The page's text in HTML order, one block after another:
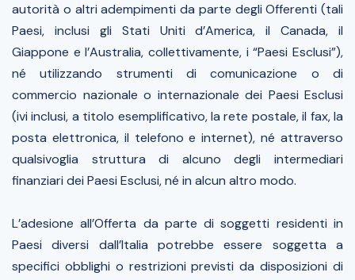
autorità o altri adempimenti da parte degli Offerenti (tali
Paesi, inclusi gli Stati Uniti d’America, il Canada, il
Giappone e l’Australia, collettivamente, i “Paesi Esclusi”),
né utilizzando strumenti di comunicazione o di
commercio nazionale o internazionale dei Paesi Esclusi
(ivi inclusi, a titolo esemplificativo, la rete postale, il fax, la
posta elettronica, il telefono e internet), né attraverso
qualsivoglia struttura di alcuno degli intermediari
finanziari dei Paesi Esclusi, né in alcun altro modo.
L’adesione all’Offerta da parte di soggetti residenti in
Paesi diversi dall’Italia potrebbe essere soggetta a
specifici obblighi o restrizioni previsti da disposizioni di